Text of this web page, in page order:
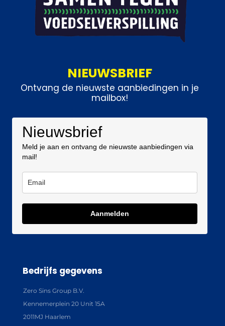
NIEUWSBRIEF
Ontvang de nieuwste aanbiedingen in je
mailbox!
Nieuwsbrief
Meld je aan en ontvang de nieuwste aanbiedingen via
mail!
Aanmelden
Bedrijfs gegevens
Zero Sins Group B.V.
Kennemerplein 20 Unit 15A
2011MJ Haarlem